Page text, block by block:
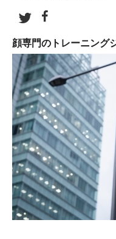
顔専門のトレーニング